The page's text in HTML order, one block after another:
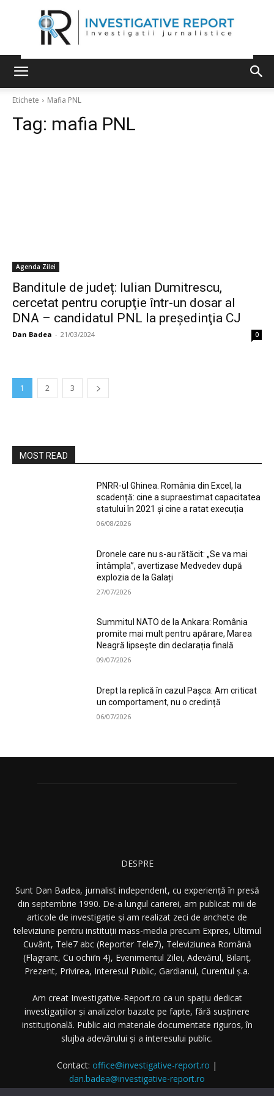
Etichete Mafia PNL
Tag: mafia PNL
Agenda Zilei
Banditule de județ: Iulian Dumitrescu,
cercetat pentru corupţie într-un dosar al
DNA – candidatul PNL la preşedinţia CJ
Dan Badea - 21/03/2024 0
1 2 3
MOST READ
PNRR-ul Ghinea. România din Excel, la
scadență: cine a supraestimat capacitatea
statului în 2021 și cine a ratat execuția
06/08/2026
Dronele care nu s-au rătăcit: „Se va mai
întâmpla”, avertizase Medvedev după
explozia de la Galați
27/07/2026
Summitul NATO de la Ankara: România
promite mai mult pentru apărare, Marea
Neagră lipsește din declarația finală
09/07/2026
Drept la replică în cazul Pașca: Am criticat
un comportament, nu o credință
06/07/2026
DESPRE
Sunt Dan Badea, jurnalist independent, cu experiență în presă
din septembrie 1990. De-a lungul carierei, am publicat mii de
articole de investigație și am realizat zeci de anchete de
televiziune pentru instituții mass-media precum Expres, Ultimul
Cuvânt, Tele7 abc (Reporter Tele7), Televiziunea Română
(Flagrant, Cu ochii’n 4), Evenimentul Zilei, Adevărul, Bilanț,
Prezent, Privirea, Interesul Public, Gardianul, Curentul ș.a.
Am creat Investigative-Report.ro ca un spațiu dedicat
investigațiilor și analizelor bazate pe fapte, fără susținere
instituțională. Public aici materiale documentate riguros, în
slujba adevărului și a interesului public.
Contact: office@investigative-report.ro |
dan.badea@investigative-report.ro
© 2025 Investigative-Report.ro. Toate drepturile rezervate.